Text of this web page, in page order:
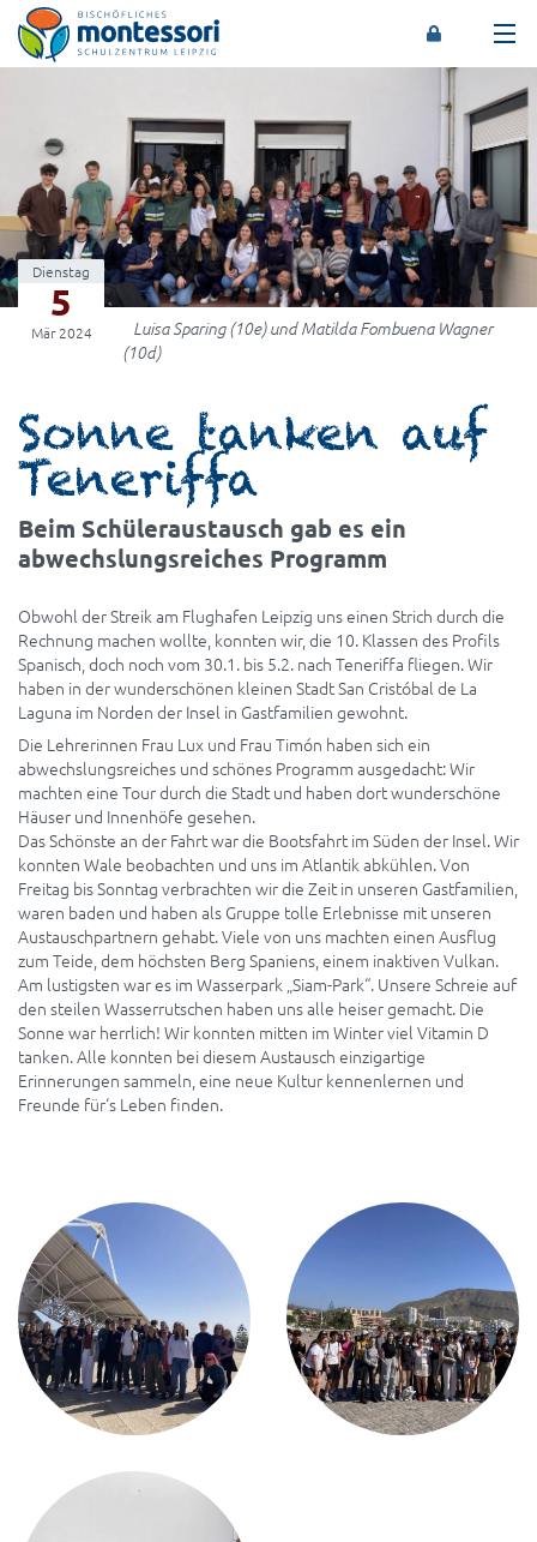
Montessori-Schulzentrum Leipzig
Dienstag
5
Mär 2024
Luisa Sparing (10e) und Matilda Fombuena Wagner
(10d)
Sonne tanken auf
Teneriffa
Beim Schüleraustausch gab es ein
abwechslungsreiches Programm
Obwohl der Streik am Flughafen Leipzig uns einen Strich durch die
Rechnung machen wollte, konnten wir, die 10. Klassen des Profils
Spanisch, doch noch vom 30.1. bis 5.2. nach Teneriffa fliegen. Wir
haben in der wunderschönen kleinen Stadt San Cristóbal de La
Laguna im Norden der Insel in Gastfamilien gewohnt.
Die Lehrerinnen Frau Lux und Frau Timón haben sich ein
abwechslungsreiches und schönes Programm ausgedacht: Wir
machten eine Tour durch die Stadt und haben dort wunderschöne
Häuser und Innenhöfe gesehen.
Das Schönste an der Fahrt war die Bootsfahrt im Süden der Insel. Wir
konnten Wale beobachten und uns im Atlantik abkühlen. Von
Freitag bis Sonntag verbrachten wir die Zeit in unseren Gastfamilien,
waren baden und haben als Gruppe tolle Erlebnisse mit unseren
Austauschpartnern gehabt. Viele von uns machten einen Ausflug
zum Teide, dem höchsten Berg Spaniens, einem inaktiven Vulkan.
Am lustigsten war es im Wasserpark „Siam-Park“. Unsere Schreie auf
den steilen Wasserrutschen haben uns alle heiser gemacht. Die
Sonne war herrlich! Wir konnten mitten im Winter viel Vitamin D
tanken. Alle konnten bei diesem Austausch einzigartige
Erinnerungen sammeln, eine neue Kultur kennenlernen und
Freunde für‘s Leben finden.